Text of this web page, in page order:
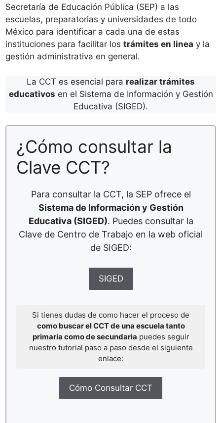
Secretaría de Educación Pública (SEP) a las
escuelas, preparatorias y universidades de todo
México para identificar a cada una de estas
instituciones para facilitar los trámites en linea y la
gestión administrativa en general.
La CCT es esencial para realizar trámites
educativos en el Sistema de Información y Gestión
Educativa (SIGED).
¿Cómo consultar la
Clave CCT?
Para consultar la CCT, la SEP ofrece el
Sistema de Información y Gestión
Educativa (SIGED). Puedes consultar la
Clave de Centro de Trabajo en la web oficial
de SIGED:
SIGED
Si tienes dudas de como hacer el proceso de
como buscar el CCT de una escuela tanto
primaria como de secundaria puedes seguir
nuestro tutorial paso a paso desde el siguiente
enlace:
Cómo Consultar CCT